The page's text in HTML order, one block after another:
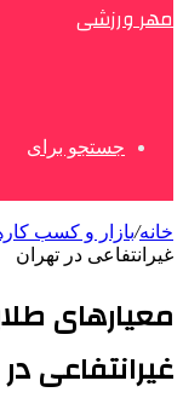
مهر ورزشی
جستجو برای
خانه/بازار و کسب
غیرانتفاعی در تهران
معیارهای
غیرانتفاعی